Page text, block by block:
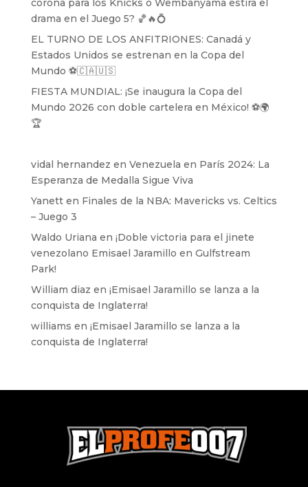
drama en el Juego 5? 🏀🔥💍
EL TURNO DE LOS ANFITRIONES: Canadá y
Estados Unidos se estrenan en la Copa del
Mundo ⚽️🇨🇦🇺🇸
FIESTA MUNDIAL: ¡Se inaugura la Copa del
Mundo 2026 con doble cartelera en México! ⚽️🌍
🏆
vidal hernandez en Venezuela en París 2024: La
Esperanza de Medalla Sigue Viva
Yanetten Finales de la NBA: Mavericks vs. Celtics
– Juego 3
Waldo Uriana en ¡Doble victoria para el jinete
venezolano Emisael Jaramillo en Gulfstream
Park!
William diaz en ¡Emisael Jaramillo se lanza a la
conquista de Inglaterra!
williams en ¡Emisael Jaramillo se lanza a la
conquista de Inglaterra!